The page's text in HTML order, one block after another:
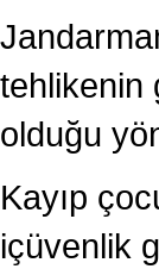
tehlikenin
olduğu
Kayıp
içüvenlik